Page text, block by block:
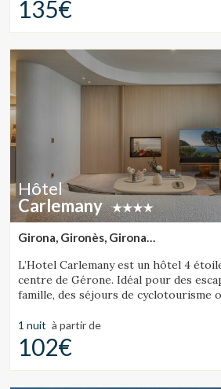
Vérifier le code de
135€
Hôtel
Carlemany
Girona, Gironès, Girona
L’Hotel Carlemany est un hôtel 4
centre de Gérone. Idéal pour des
famille, des séjours de cyclotourisme
1 nuit à partir de
102€